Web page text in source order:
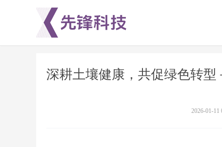
深耕土壤健康，共促绿色转
2026-01-11